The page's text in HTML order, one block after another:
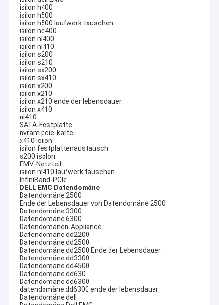
isilon h400
isilon h500
isilon h500 laufwerk tauschen
isilon hd400
isilon nl400
isilon nl410
isilon s200
isilon s210
isilon sx200
isilon sx410
isilon x200
isilon x210
isilon x210 ende der lebensdauer
isilon x410
nl410
SATA-Festplatte
nvram pcie-karte
x410 isilon
isilon festplattenaustausch
s200 isolon
EMV-Netzteil
isilon nl410 laufwerk tauschen
InfiniBand-PCIe
DELL EMC Datendomäne
Datendomäne 2500
Ende der Lebensdauer von Datendomäne 2500
Datendomäne 3300
Datendomäne 6300
Datendomänen-Appliance
Datendomäne dd2200
Datendomäne dd2500
Datendomäne dd2500 Ende der Lebensdauer
Datendomäne dd3300
Datendomäne dd4500
Datendomäne dd630
Datendomäne dd6300
datendomäne dd6300 ende der lebensdauer
Datendomäne dell